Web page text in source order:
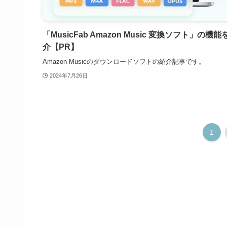
「MusicFab Amazon Music 変換ソフト」の機能
介【PR】
Amazon Musicのダウンロードソフトの紹介記事です。
2024年7月26日
1